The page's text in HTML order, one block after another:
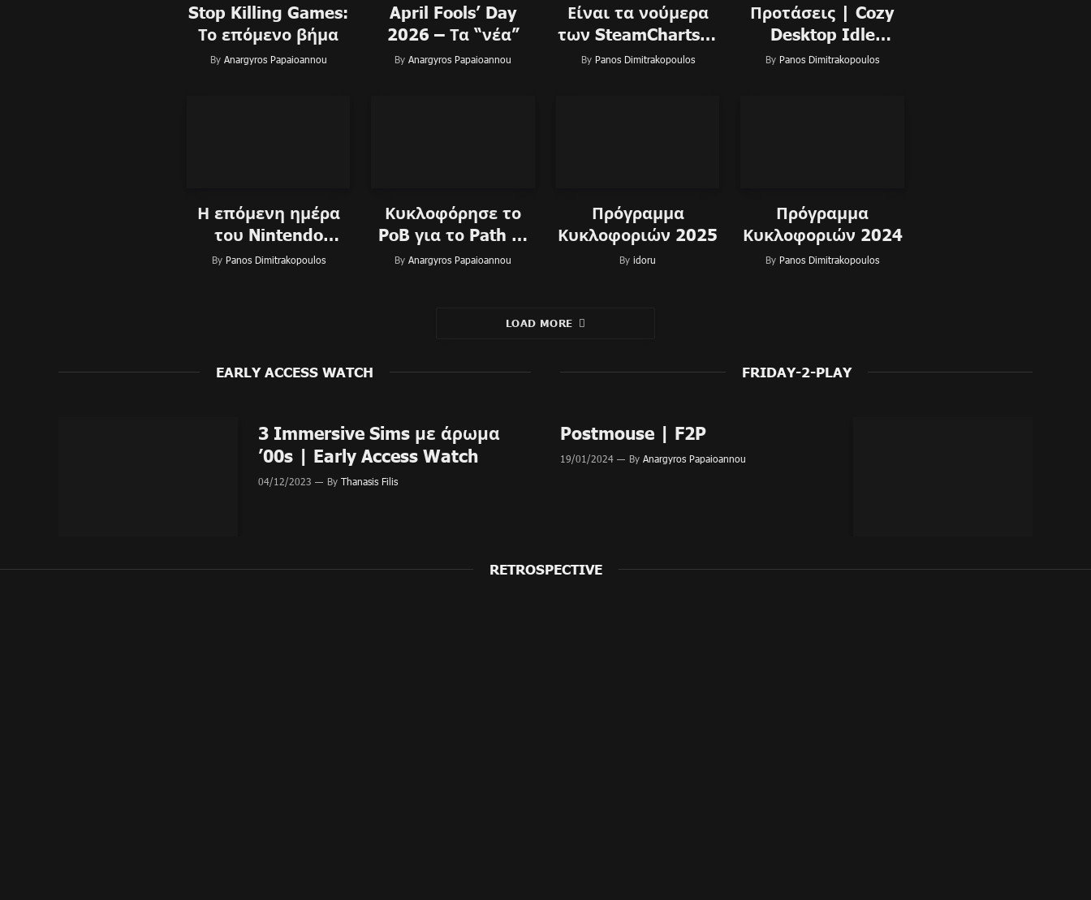
Stop Killing Games:
Το επόμενο βήμα
By Anargyros Papaioannou
April Fools’ Day
2026 – Τα “νέα”
By Anargyros Papaioannou
Είναι τα νούμερα
των SteamCharts &
SteamDB ακριβή;
By Panos Dimitrakopoulos
Προτάσεις | Cozy
Desktop Idle
Management
By Panos Dimitrakopoulos
Η επόμενη ημέρα
του Nintendo
Switch 2 Direct
By Panos Dimitrakopoulos
Κυκλοφόρησε το
PoB για το Path of
Exile 2
By Anargyros Papaioannou
Πρόγραμμα
Κυκλοφοριών 2025
By idoru
Πρόγραμμα
Κυκλοφοριών 2024
By Panos Dimitrakopoulos
LOAD MORE
EARLY ACCESS WATCH
3 Immersive Sims με άρωμα
’00s | Early Access Watch
04/12/2023 By Thanasis Filis
FRIDAY-2-PLAY
Postmouse | F2P
19/01/2024 By Anargyros Papaioannou
RETROSPECTIVE